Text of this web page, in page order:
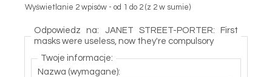
Wyświetlanie 2 wpisów - od 1 do 2 (z 2 w sumie)
Odpowiedz na: JANET STREET-PORTER: First
masks were useless, now they're compulsory
Twoje informacje:
Nazwa (wymagane):